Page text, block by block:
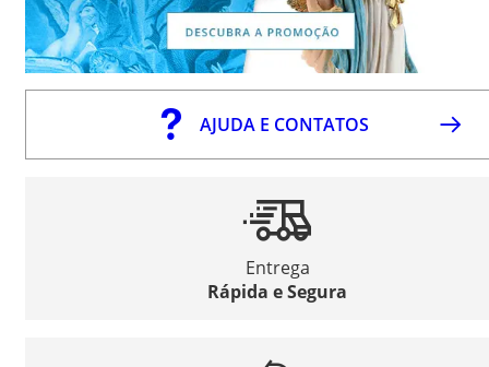
AJUDA E CONTATOS
Entrega
Rápida e Segura